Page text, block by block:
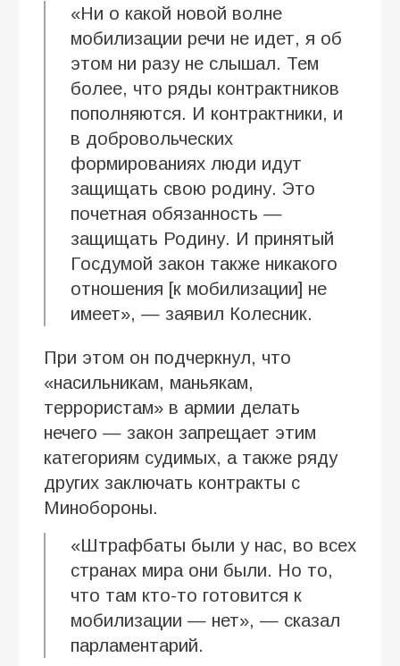
«Ни о какой новой волне
мобилизации речи не идет, я об
этом ни разу не слышал. Тем
более, что ряды контрактников
пополняются. И контрактники, и
в добровольческих
формированиях люди идут
защищать свою родину. Это
почетная обязанность —
защищать Родину. И принятый
Госдумой закон также никакого
отношения [к мобилизации] не
имеет», — заявил Колесник.
При этом он подчеркнул, что
«насильникам, маньякам,
террористам» в армии делать
нечего — закон запрещает этим
категориям судимых, а также ряду
других заключать контракты с
Минобороны.
«Штрафбаты были у нас, во всех
странах мира они были. Но то,
что там кто-то готовится к
мобилизации — нет», — сказал
парламентарий.